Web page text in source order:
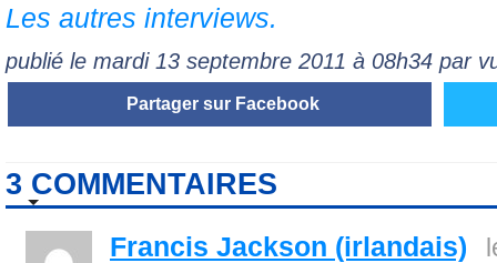
Les autres interviews.
publié le mardi 13 septembre 2011 à 08h34 par
Partager sur Facebook
3 COMMENTAIRES
Francis Jackson (irlandais)